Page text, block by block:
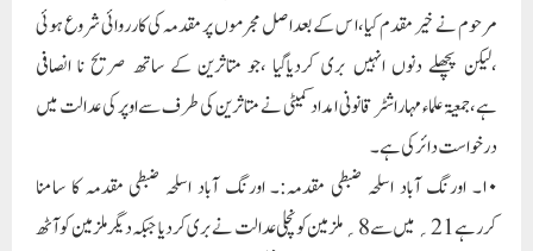
مرحوم نے خیر مقدم کیا،ا س کے بعداصل مجرموں پر مقدمہ کی کارروائی شروع ہوئی
،لیکن پچھلے دنوں انہیں بری کردیاگیا ،جو متاثرین کے ساتھ صریح نا انصافی
ہے،جمعیۃعلماء مہاراشٹر قانونی امداد کمیٹی نے متاثرین کی طرف سے اوپر کی عدالت میں
درخواست دائر کی ہے ۔
۱۰۔ اورنگ آباد اسلحہ ضبطی مقدمہ:۔ اورنگ آباد اسلحہ ضبطی مقدمہ کا سامنا
کررہے 21؍ میں سے 8؍ ملزمین کو نچلی عدالت نے بری کردیا جبکہ دیگر ملزمین کو آٹھ